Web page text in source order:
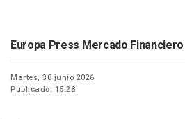
Europa Press Mercado Financiero
Martes, 30 junio 2026
Publicado: 15:28